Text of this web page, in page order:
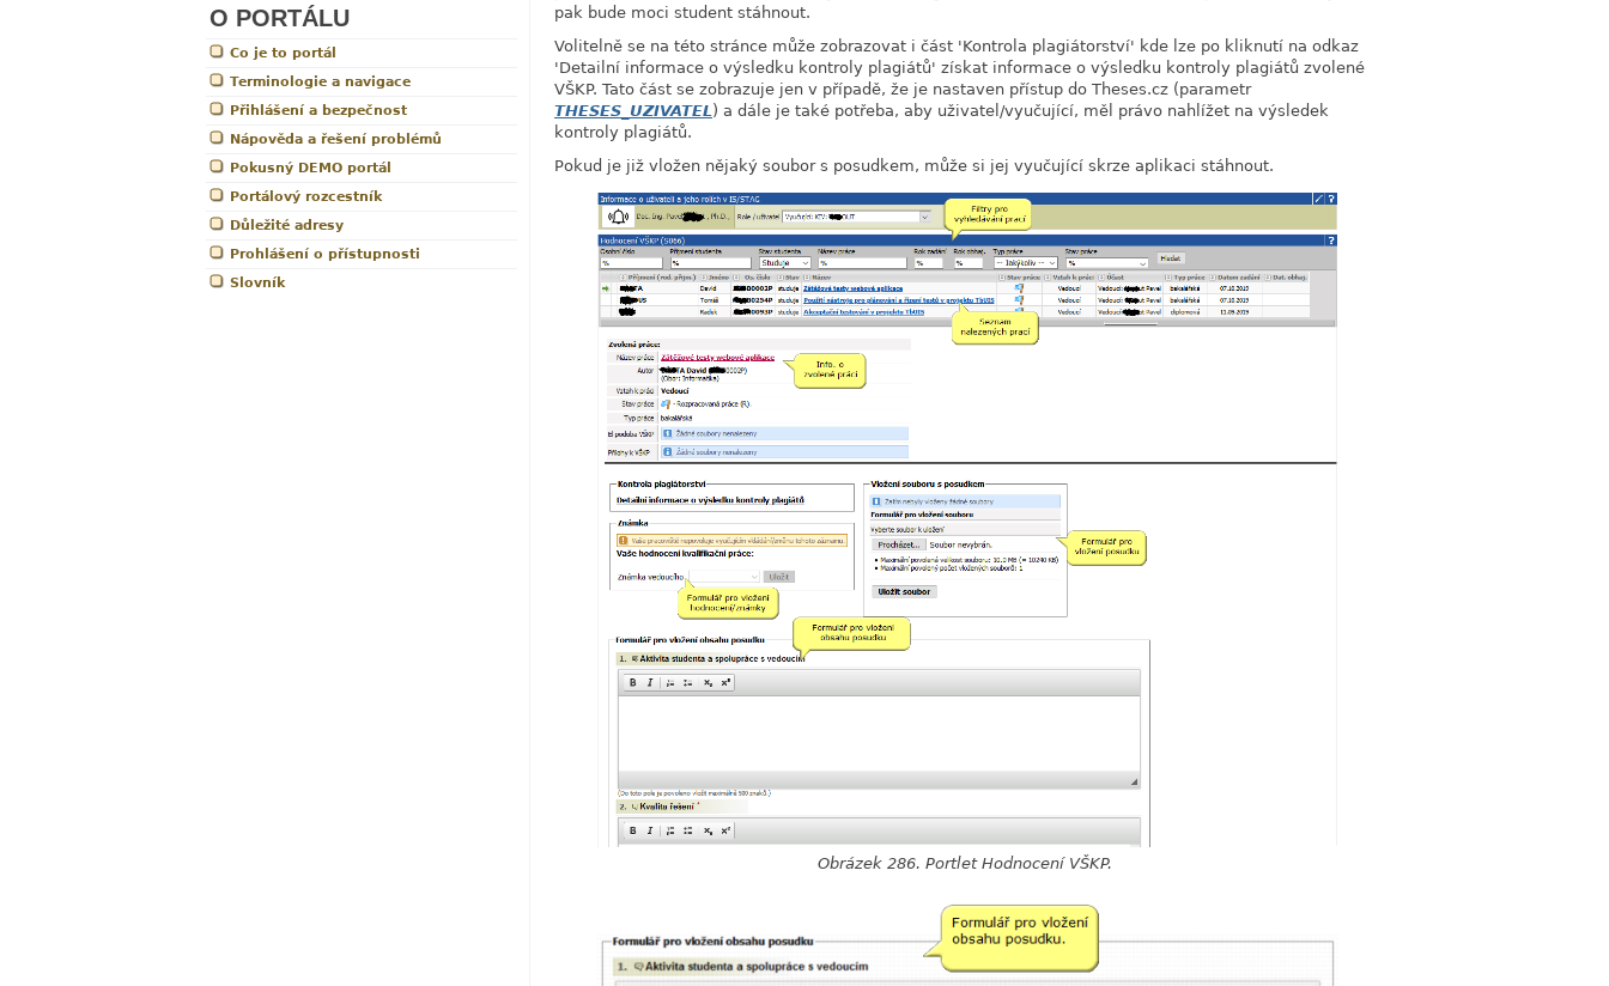
O PORTÁLU
Co je to portál
Terminologie a navigace
Přihlášení a bezpečnost
Nápověda a řešení problémů
Pokusný DEMO portál
Portálový rozcestník
Důležité adresy
Prohlášení o přístupnosti
Slovník
pak bude moci student stáhnout.
Volitelně se na této stránce může zobrazovat i část 'Kontrola plagiátorství' kde lze po kliknutí na odkaz
'Detailní informace o výsledku kontroly plagiátů' získat informace o výsledku kontroly plagiátů zvolené
VŠKP. Tato část se zobrazuje jen v případě, že je nastaven přístup do Theses.cz (parametr
THESES_UZIVATEL) a dále je také potřeba, aby uživatel/vyučující, měl právo nahlížet na výsledek
kontroly plagiátů.
Pokud je již vložen nějaký soubor s posudkem, může si jej vyučující skrze aplikaci stáhnout.
Obrázek 286. Portlet Hodnocení VŠKP.